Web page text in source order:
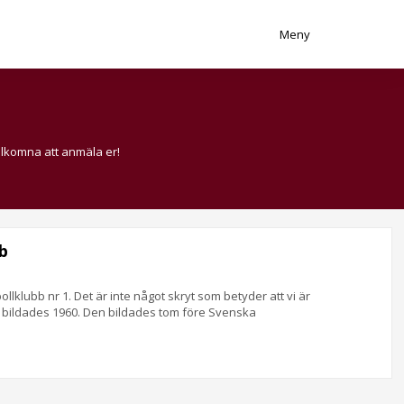
Meny
att anmäla er!
nr 1. Det är inte något skryt som betyder att vi är
1960. Den bildades tom före Svenska